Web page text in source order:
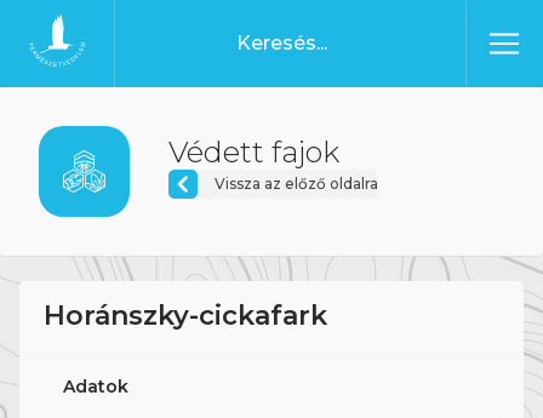
Ugrás a tartalomhoz
Főoldal
Védett fajok
Vissza az előző oldalra
Horánszky-cickafark
Adatok